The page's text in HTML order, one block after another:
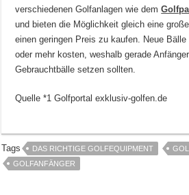
verschiedenen Golfanlagen wie dem
und bieten die Möglichkeit gleich eine
einen geringen Preis zu kaufen. Neue
oder mehr kosten, weshalb gerade
Gebrauchtbälle setzen sollten.
Quelle *1 Golfportal exklusiv-golfen.de
Tags DAS RICHTIGE GOLFEQUIPMENT
GOLFANFÄNGER